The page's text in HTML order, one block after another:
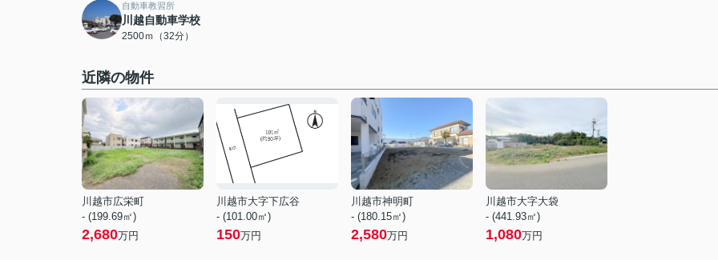
自動車教習所
川越自動車学校
2500ｍ（32分）
近隣の物件
川越市広栄町
- (199.69㎡)
2,680万円
川越市大字下広谷
- (101.00㎡)
150万円
川越市神明町
- (180.15㎡)
2,580万円
川越市大字大袋
- (441.93㎡)
1,080万円